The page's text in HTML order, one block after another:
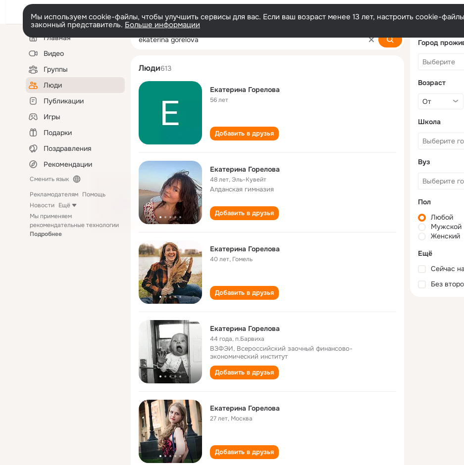
Мы используем cookie-файлы, чтобы улучшить сервисы для вас. Если ваш возраст менее 13 лет, настроить cookie-
законный представитель. Больше информации
Левая
колонкаГлавная
Видео
Группы
Люди
Публикации
Игры
Подарки
Поздравления
Рекомендации
Сменить язык
Рекламодателям Помощь
Новости Ещё
Мы применяем
рекомендательные технологии
Подробнее
ekaterina gorelova
Люди613
Екатерина Горелова
56 лет
Добавить в друзья
Екатерина Горелова
48 лет, Эль-Кувейт
Алданская гимназия
Добавить в друзья
Екатерина Горелова
40 лет, Гомель
Добавить в друзья
Екатерина Горелова
44 года,п.Барвиха
ВЗФЭИ, Всероссийский заочный финансово-
экономический институт
Добавить в друзья
Екатерина Горелова
27 лет, Москва
Добавить в друзья
Город
Возраст
Школа
Вуз
Пол
Любой
Мужской
Женский
Ещё
Сейчас
Без